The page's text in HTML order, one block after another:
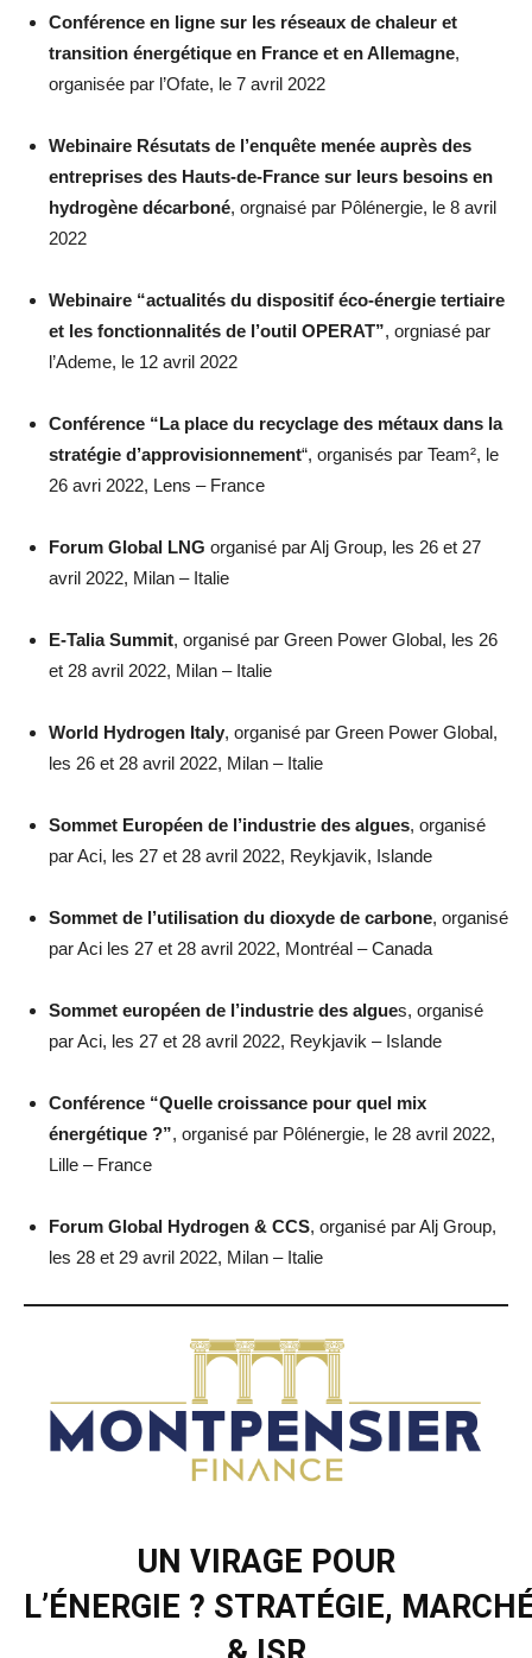
Conférence en ligne sur les réseaux de chaleur et
transition énergétique en France et en Allemagne,
organisée par l’Ofate, le 7 avril 2022
Webinaire Résutats de l’enquête menée auprès des
entreprises des Hauts-de-France sur leurs besoins en
hydrogène décarboné, orgnaisé par Pôlénergie, le 8 avril
2022
Webinaire “actualités du dispositif éco-énergie tertiaire
et les fonctionnalités de l’outil OPERAT”, orgniasé par
l’Ademe, le 12 avril 2022
Conférence “La place du recyclage des métaux dans la
stratégie d’approvisionnement“, organisés par Team², le
26 avri 2022, Lens – France
Forum Global LNG organisé par Alj Group, les 26 et 27
avril 2022, Milan – Italie
E-Talia Summit, organisé par Green Power Global, les 26
et 28 avril 2022, Milan – Italie
World Hydrogen Italy, organisé par Green Power Global,
les 26 et 28 avril 2022, Milan – Italie
Sommet Européen de l’industrie des algues, organisé
par Aci, les 27 et 28 avril 2022, Reykjavik, Islande
Sommet de l’utilisation du dioxyde de carbone, organisé
par Aci les 27 et 28 avril 2022, Montréal – Canada
Sommet européen de l’industrie des algues, organisé
par Aci, les 27 et 28 avril 2022, Reykjavik – Islande
Conférence “Quelle croissance pour quel mix
énergétique ?”, organisé par Pôlénergie, le 28 avril 2022,
Lille – France
Forum Global Hydrogen & CCS, organisé par Alj Group,
les 28 et 29 avril 2022, Milan – Italie
UN VIRAGE POUR
L’ÉNERGIE ? STRATÉGIE,